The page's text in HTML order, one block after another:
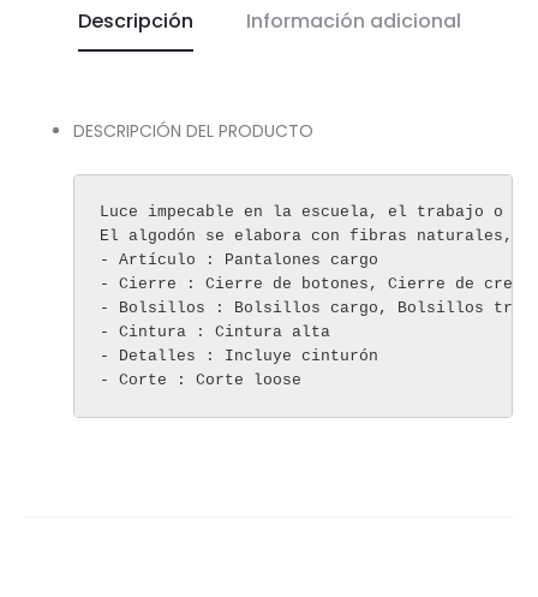
Descripción Información adicional
DESCRIPCIÓN DEL PRODUCTO
Luce impecable en la escuela, el trabajo o
El algodón se elabora con fibras naturales,
- Artículo : Pantalones cargo
- Cierre : Cierre de botones, Cierre de
- Bolsillos : Bolsillos cargo, Bolsillos
- Cintura : Cintura alta
- Detalles : Incluye cinturón
- Corte : Corte loose